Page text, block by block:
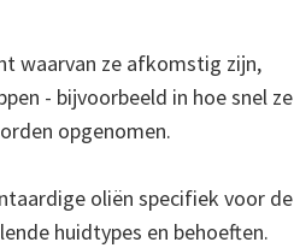
waarvan ze afkomstig zijn,
- bijvoorbeeld in hoe snel ze
opgenomen.
oliën specifiek voor de
huidtypes en behoeften.